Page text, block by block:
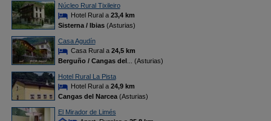
Núcleo Rural Tixileiro
Hotel Rural a 23,4 km
Sisterna / Ibias(Asturias)
Casa Agudín
Casa Rural a 24,5 km
Berguño / Cangas del... (Asturias)
Hotel Rural La Pista
Hotel Rural a 24,9 km
Cangas del Narcea(Asturias)
El Mirador de Limés